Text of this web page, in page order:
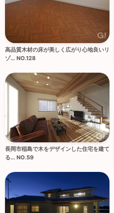
高品質木材の床が美しく広がり心地良いリ
ゾ... NO.128
長岡市稲島で木をデザインした住宅を建て
る... NO.59